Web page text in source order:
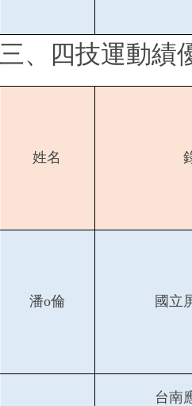
三、四技運動績
姓名
潘o倫 國立
台南